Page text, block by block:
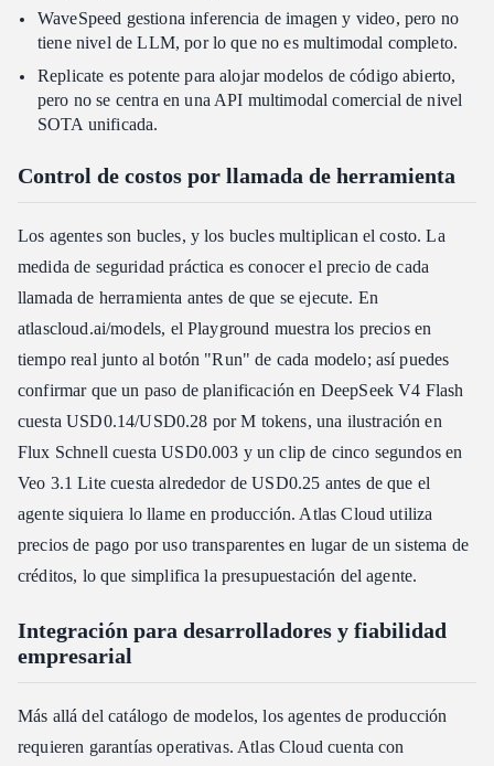
WaveSpeed gestiona inferencia de imagen y video, pero no
tiene nivel de LLM, por lo que no es multimodal completo.
Replicate es potente para alojar modelos de código abierto,
pero no se centra en una API multimodal comercial de nivel
SOTA unificada.
Control de costos por llamada de herramienta
Los agentes son bucles, y los bucles multiplican el costo. La
medida de seguridad práctica es conocer el precio de cada
llamada de herramienta antes de que se ejecute. En
atlascloud.ai/models, el Playground muestra los precios en
tiempo real junto al botón "Run" de cada modelo; así puedes
confirmar que un paso de planificación en DeepSeek V4 Flash
cuesta USD0.14/USD0.28 por M tokens, una ilustración en
Flux Schnell cuesta USD0.003 y un clip de cinco segundos en
Veo 3.1 Lite cuesta alrededor de USD0.25 antes de que el
agente siquiera lo llame en producción. Atlas Cloud utiliza
precios de pago por uso transparentes en lugar de un sistema de
créditos, lo que simplifica la presupuestación del agente.
Integración para desarrolladores y fiabilidad
empresarial
Más allá del catálogo de modelos, los agentes de producción
requieren garantías operativas. Atlas Cloud cuenta con